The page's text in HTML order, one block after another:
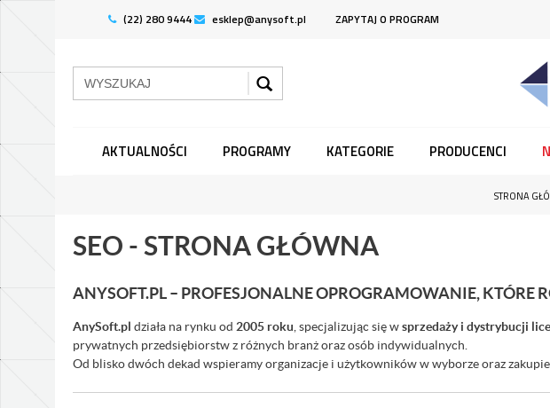
(22) 280 9444 esklep@anysoft.pl ZAPYTAJ O PROGRAM
AKTUALNOŚCI PROGRAMY KATEGORIE PRODUCENCI
STRONA
SEO - STRONA GŁÓWNA
ANYSOFT.PL – PROFESJONALNE OPROGRAMOWANIE, KTÓRE
AnySoft.pl działa na rynku od 2005 roku , specjalizując się wsprzedaży i dystrybucji
prywatnych przedsiębiorstw z różnych branż oraz osób indywidualnych.
Od blisko dwóch dekad wspieramy organizacje i użytkowników w wyborze oraz